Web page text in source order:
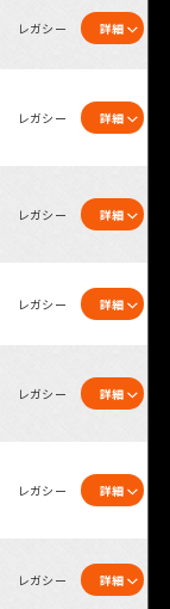
レガシー 詳細
レガシー 詳細
レガシー 詳細
レガシー 詳細
レガシー 詳細
レガシー 詳細
レガシー 詳細